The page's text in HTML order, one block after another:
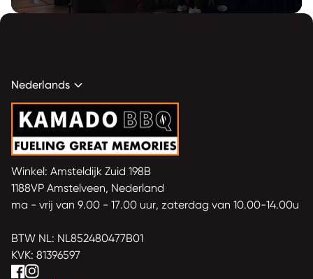
Nederlands expand_more
Home
Winkel: Amsteldijk Zuid 198B
1188VP Amstelveen, Nederland
ma - vrij van 9.00 - 17.00 uur, zaterdag van 10.00-14.00u
BTW NL: NL852480477B01
KVK: 81396597
Facebook
(link opent in nieuw tabblad/venster)
(link opent in nieuw tabblad/venster)
Instagram
(link opent in nieuw tabblad/venster)
(link opent in nieuw tabblad/venster)